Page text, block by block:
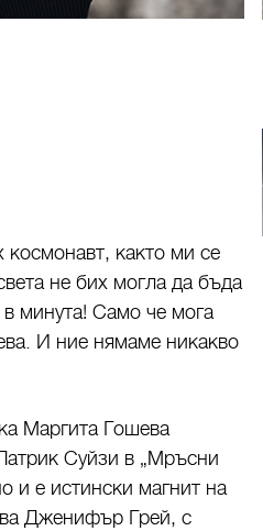
космонавт, както ми се
не бих могла да бъда
минута! Само че мога
И ние нямаме никакво
Маргита Гошева
Суйзи в „Мръсни
и е истински магнит на
Дженифър Грей, с